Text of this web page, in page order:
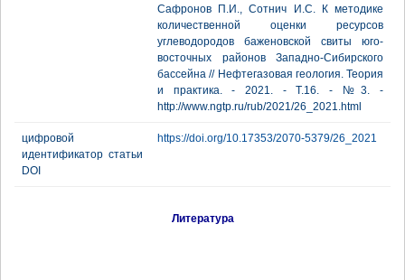
Сафронов П.И., Сотнич И.С. К методике
количественной оценки ресурсов
углеводородов баженовской свиты юго-
восточных районов Западно-Сибирского
бассейна // Нефтегазовая геология. Теория
и практика. - 2021. - Т.16. - №3. -
http://www.ngtp.ru/rub/2021/26_2021.html
цифровой
идентификатор статьи
DOI
https://doi.org/10.17353/2070-5379/26_2021
Литература